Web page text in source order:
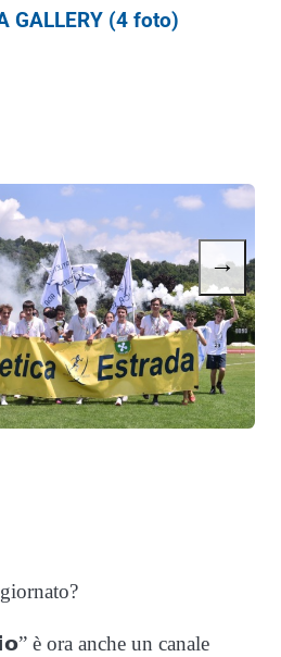
GALLERY (4 foto)
→
è ora anche un canale